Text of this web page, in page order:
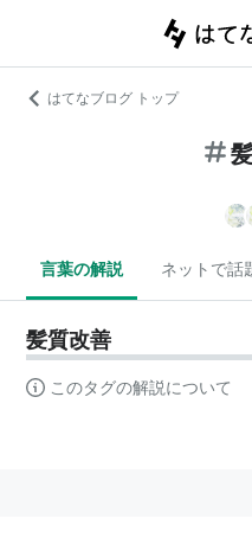
はてなブログ トップ
言葉の解説 ネットで話
髪質改善
このタグの解説について